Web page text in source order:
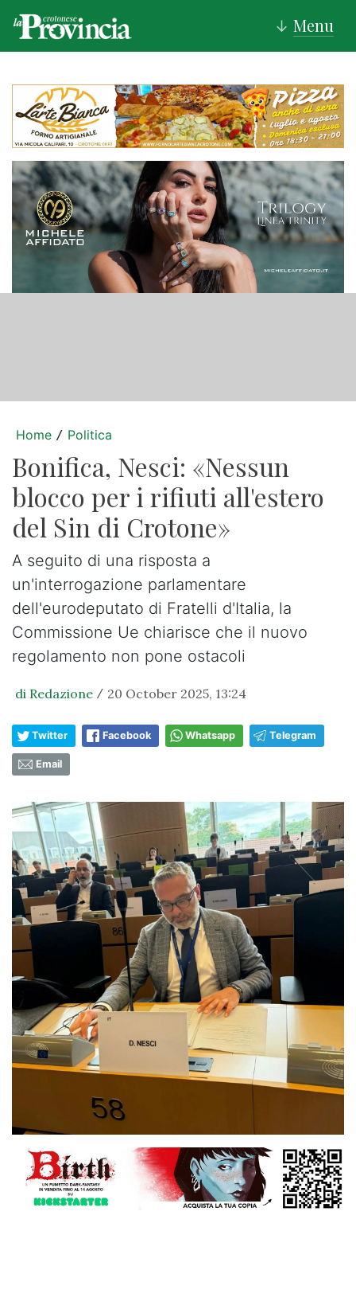
↓ Menu
Home / Politica
Bonifica, Nesci: «Nessun
blocco per i rifiuti all'estero
del Sin di Crotone»
A seguito di una risposta a
un'interrogazione parlamentare
dell'eurodeputato di Fratelli d'Italia, la
Commissione Ue chiarisce che il nuovo
regolamento non pone ostacoli
di Redazione / 20 October 2025, 13:24
Twitter Facebook Whatsapp Telegram
Email